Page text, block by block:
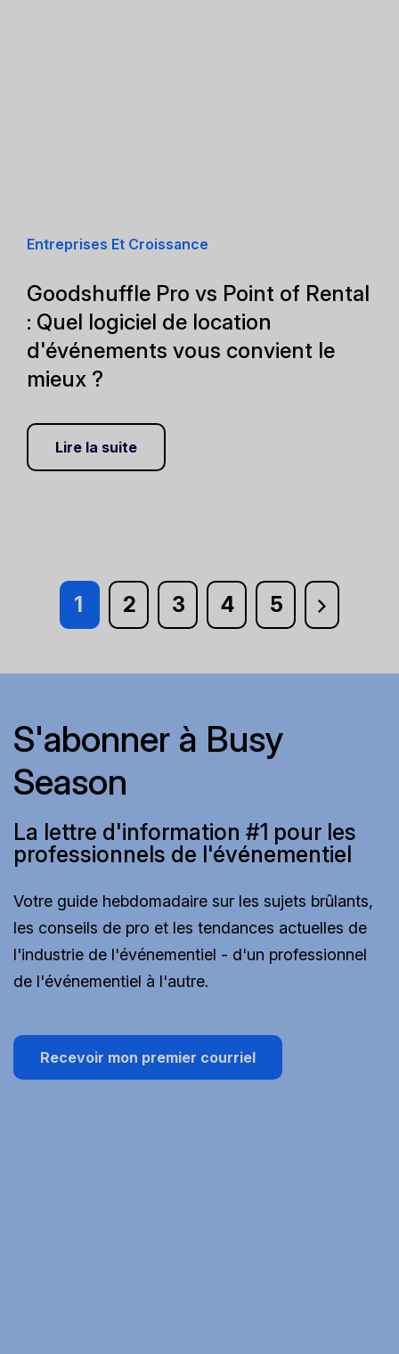
Entreprises Et Croissance
Goodshuffle Pro vs Point of Rental
: Quel logiciel de location
d'événements vous convient le
mieux ?
Lire la suite
1 2 3 4 5
S'abonner à Busy
Season
La lettre d'information #1 pour les
professionnels de l'événementiel
Votre guide hebdomadaire sur les sujets brûlants,
les conseils de pro et les tendances actuelles de
l'industrie de l'événementiel - d'un professionnel
de l'événementiel à l'autre.
Recevoir mon premier courriel